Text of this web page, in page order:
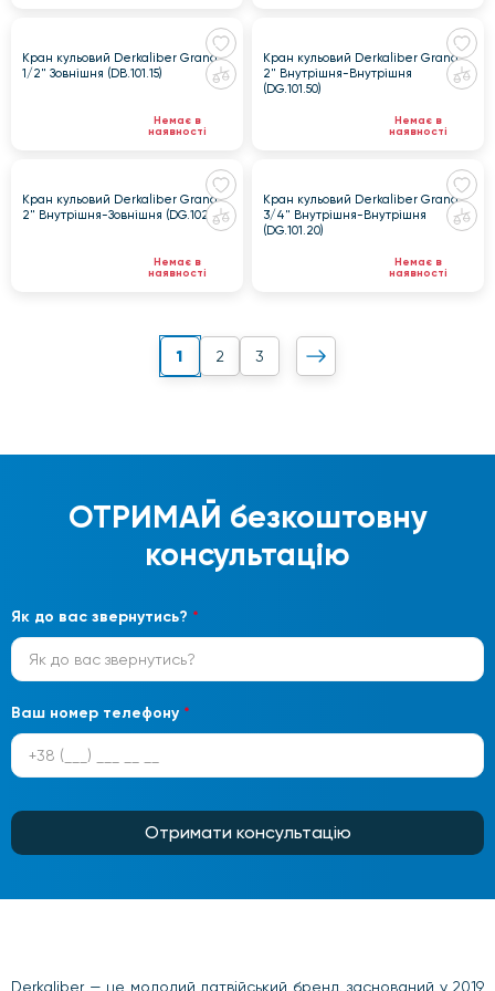
Кран кульовий Derkaliber Grand
1/2" Зовнішня (DB.101.15)
Немає в
наявності
Кран кульовий Derkaliber Grand
2" Внутрішня-Внутрішня
(DG.101.50)
Немає в
наявності
Кран кульовий Derkaliber Grand
2" Внутрішня-Зовнішня (DG.102.50)
Немає в
наявності
Кран кульовий Derkaliber Grand
3/4" Внутрішня-Внутрішня
(DG.101.20)
Немає в
наявності
1 2 3
ОТРИМАЙ безкоштовну
консультацію
Як до вас звернутись? *
Ваш номер телефону *
Отримати консультацію
Derkaliber — це молодий латвійський бренд, заснований у 2019